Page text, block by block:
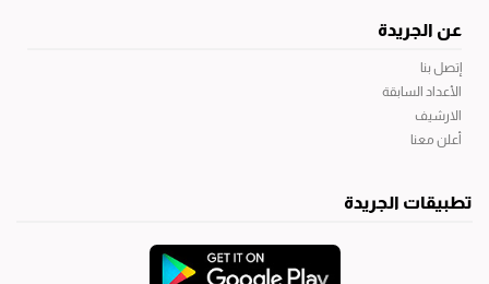
عن الجريدة
إتصل بنا
الأعداد السابقة
الارشيف
أعلن معنا
تطبيقات الجريدة